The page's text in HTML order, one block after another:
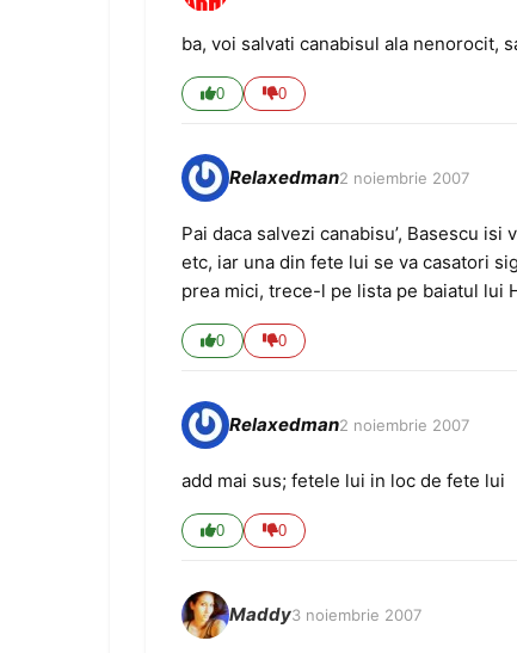
ba, voi salvati canabisul ala nenorocit,
0 0
Relaxedman2 noiembrie 2007
Pai daca salvezi canabisu’, Basescu
etc, iar una din fete lui se va casatori
prea mici, trece-l pe lista pe baiatul lui
0 0
Relaxedman2 noiembrie 2007
add mai sus; fetele lui in loc de fete lui
0 0
Maddy3 noiembrie 2007